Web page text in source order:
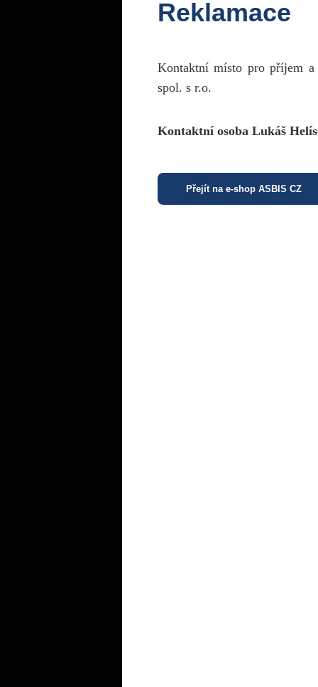
Reklamace
Kontaktní místo pro příjem
spol. s r.o.
Kontaktní osoba Lukáš
Přejít na e-shop ASBIS CZ